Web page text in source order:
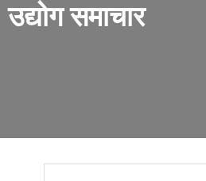
उद्योग समाचार